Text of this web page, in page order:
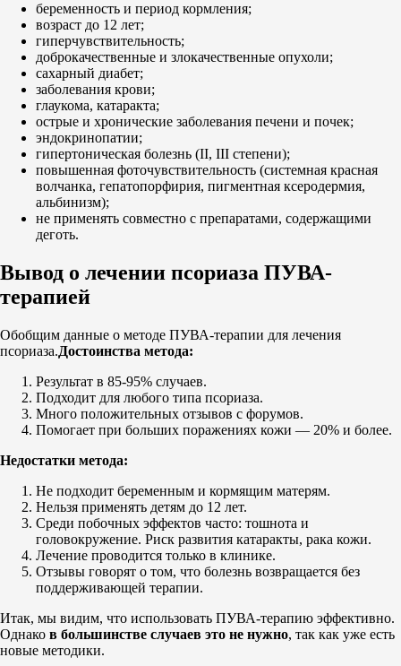
беременность и период кормления;
возраст до 12 лет;
гиперчувствительность;
доброкачественные и злокачественные опухоли;
сахарный диабет;
заболевания крови;
глаукома, катаракта;
острые и хронические заболевания печени и почек;
эндокринопатии;
гипертоническая болезнь (II, III степени);
повышенная фоточувствительность (системная красная
волчанка, гепатопорфирия, пигментная ксеродермия,
альбинизм);
не применять совместно с препаратами, содержащими
деготь.
Вывод о лечении псориаза ПУВА-
терапией
Обобщим данные о методе ПУВА-терапии для лечения
псориаза.Достоинства метода:
Результат в 85-95% случаев.
Подходит для любого типа псориаза.
Много положительных отзывов с форумов.
Помогает при больших поражениях кожи — 20% и более.
Недостатки метода:
Не подходит беременным и кормящим матерям.
Нельзя применять детям до 12 лет.
Среди побочных эффектов часто: тошнота и
головокружение. Риск развития катаракты, рака кожи.
Лечение проводится только в клинике.
Отзывы говорят о том, что болезнь возвращается без
поддерживающей терапии.
Итак, мы видим, что использовать ПУВА-терапию эффективно.
Однако в большинстве случаев это не нужно, так как уже есть
новые методики.